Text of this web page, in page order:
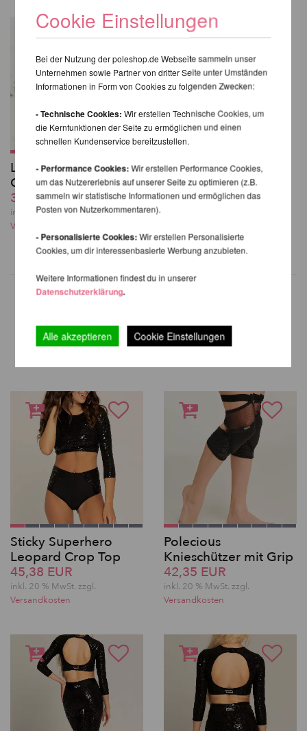
Lure You Low Waist
Garter Shorts - Luna
37,31 EUR
inkl. 20 % MwSt. zzgl.
Versandkosten
WEITERE PRODUKTE
DERSELBEN MARKE
Sticky Superhero
Leopard Crop Top
45,38 EUR
inkl. 20 % MwSt. zzgl.
Versandkosten
Polecious
Knieschützer mit Grip
42,35 EUR
inkl. 20 % MwSt. zzgl.
Versandkosten
Cookie Einstellungen
Bei der Nutzung der poleshop.de Webseite sammeln unser
Unternehmen sowie Partner von dritter Seite unter Umständen
Informationen in Form von Cookies zu folgenden Zwecken:
- Technische Cookies: Wir erstellen Technische Cookies, um
die Kernfunktionen der Seite zu ermöglichen und einen
schnellen Kundenservice bereitzustellen.
- Performance Cookies:Wir erstellen Performance Cookies,
um das Nutzererlebnis auf unserer Seite zu optimieren (z.B.
sammeln wir statistische Informationen und ermöglichen das
Posten von Nutzerkommentaren).
- Personalisierte Cookies:Wir erstellen Personalisierte
Cookies, um dir interessenbasierte Werbung anzubieten.
Weitere Informationen findest du in unserer
Datenschutzerklärung.
Alle akzeptieren Cookie Einstellungen